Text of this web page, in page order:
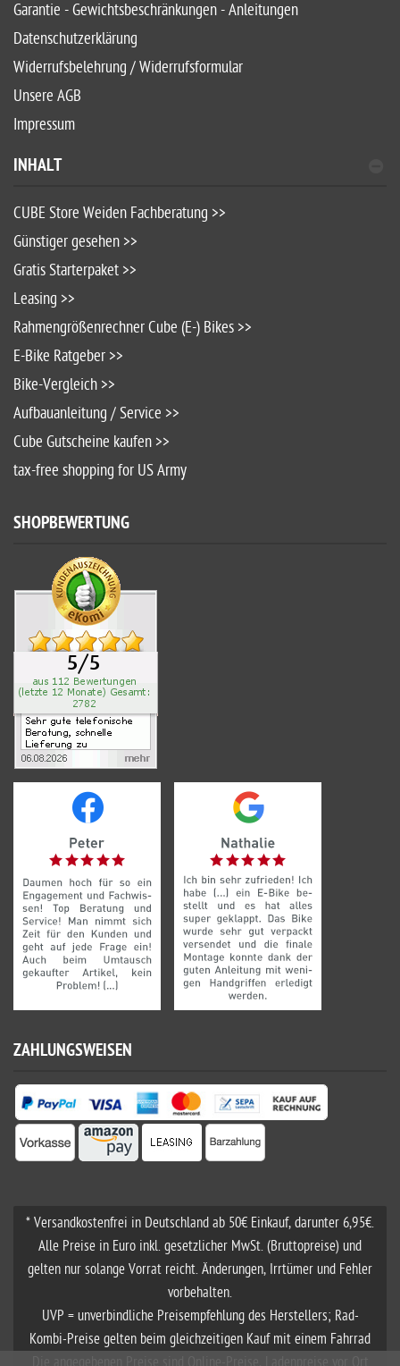
Garantie - Gewichtsbeschränkungen - Anleitungen
Datenschutzerklärung
Widerrufsbelehrung / Widerrufsformular
Unsere AGB
Impressum
INHALT
CUBE Store Weiden Fachberatung >>
Günstiger gesehen >>
Gratis Starterpaket >>
Leasing >>
Rahmengrößenrechner Cube (E-) Bikes >>
E-Bike Ratgeber >>
Bike-Vergleich >>
Aufbauanleitung / Service >>
Cube Gutscheine kaufen >>
tax-free shopping for US Army
SHOPBEWERTUNG
ZAHLUNGSWEISEN
* Versandkostenfrei in Deutschland ab 50€ Einkauf, darunter 6,95€.
Alle Preise in Euro inkl. gesetzlicher MwSt. (Bruttopreise) und
gelten nur solange Vorrat reicht. Änderungen, Irrtümer und Fehler
vorbehalten.
UVP = unverbindliche Preisempfehlung des Herstellers; Rad-
Kombi-Preise gelten beim gleichzeitigen Kauf mit einem Fahrrad